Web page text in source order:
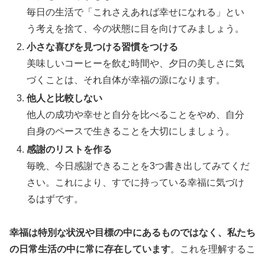
毎日の生活で「これさえあれば幸せになれる」とい
う考えを捨て、今の状態に目を向けてみましょう。
小さな喜びを見つける習慣をつける
美味しいコーヒーを飲む時間や、夕日の美しさに気
づくことは、それ自体が幸福の源になります。
他人と比較しない
他人の成功や幸せと自分を比べることをやめ、自分
自身のペースで生きることを大切にしましょう。
感謝のリストを作る
毎晩、今日感謝できることを3つ書き出してみてくだ
さい。これにより、すでに持っている幸福に気づけ
るはずです。
幸福は特別な状況や目標の中にあるものではなく、私たち
の日常生活の中に常に存在しています。これを理解するこ